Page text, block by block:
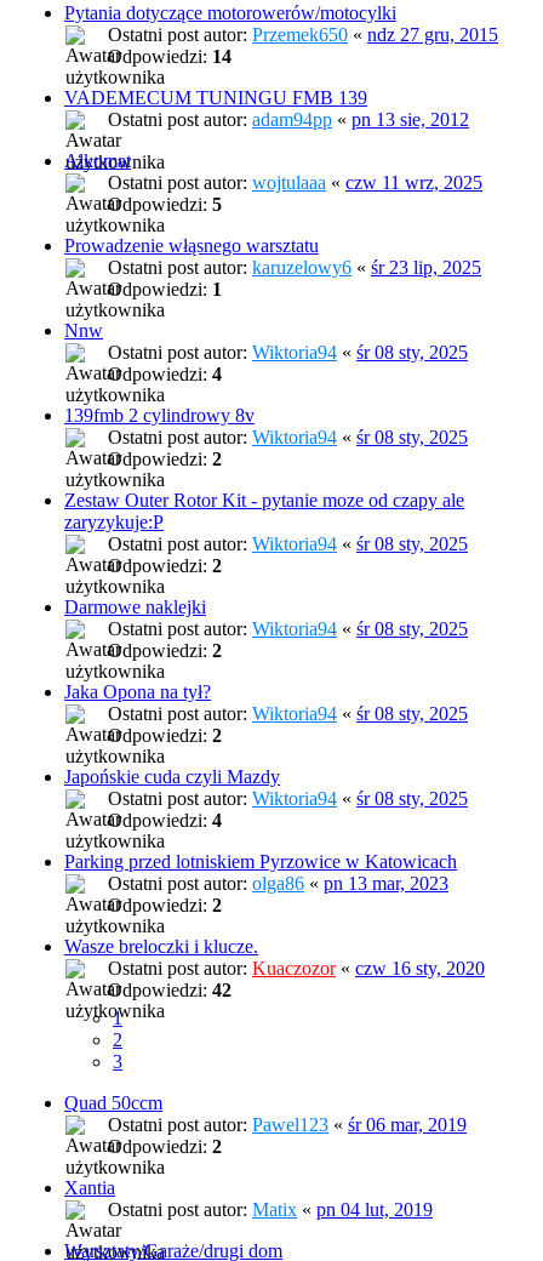
Pytania dotyczące motorowerów/motocylki
Ostatni post autor: Przemek650 « ndz 27 gru, 2015
Odpowiedzi: 14
VADEMECUM TUNINGU FMB 139
Ostatni post autor: adam94pp « pn 13 sie, 2012
Alkomat
Ostatni post autor: wojtulaaa « czw 11 wrz, 2025
Odpowiedzi: 5
Prowadzenie włąsnego warsztatu
Ostatni post autor: karuzelowy6 « śr 23 lip, 2025
Odpowiedzi: 1
Nnw
Ostatni post autor: Wiktoria94 « śr 08 sty, 2025
Odpowiedzi: 4
139fmb 2 cylindrowy 8v
Ostatni post autor: Wiktoria94 « śr 08 sty, 2025
Odpowiedzi: 2
Zestaw Outer Rotor Kit - pytanie moze od czapy ale
zaryzykuje:P
Ostatni post autor: Wiktoria94 « śr 08 sty, 2025
Odpowiedzi: 2
Darmowe naklejki
Ostatni post autor: Wiktoria94 « śr 08 sty, 2025
Odpowiedzi: 2
Jaka Opona na tył?
Ostatni post autor: Wiktoria94 « śr 08 sty, 2025
Odpowiedzi: 2
Japońskie cuda czyli Mazdy
Ostatni post autor: Wiktoria94 « śr 08 sty, 2025
Odpowiedzi: 4
Parking przed lotniskiem Pyrzowice w Katowicach
Ostatni post autor: olga86 « pn 13 mar, 2023
Odpowiedzi: 2
Wasze breloczki i klucze.
Ostatni post autor: Kuaczozor« czw 16 sty, 2020
Odpowiedzi: 42
1
2
3
Quad 50ccm
Ostatni post autor: Pawel123 « śr 06 mar, 2019
Odpowiedzi: 2
Xantia
Ostatni post autor: Matix « pn 04 lut, 2019
Warsztaty/Garaże/drugi dom